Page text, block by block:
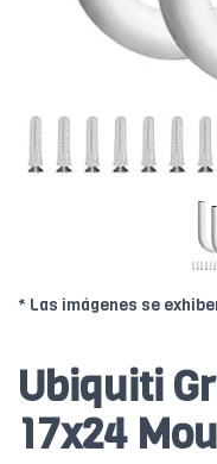
* Las imágenes se
Ubiquiti
17x24